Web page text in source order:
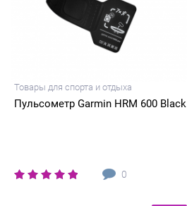
Товары для спорта и отдыха
Пульсометр Garmin HRM 600 Black
0